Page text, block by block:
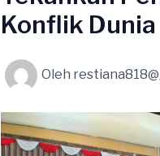
Konflik Dunia
Oleh